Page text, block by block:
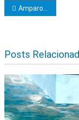
Amparo e União divulga o calendário do 2º semestre
Posts